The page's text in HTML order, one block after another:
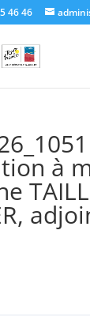
46 46
à